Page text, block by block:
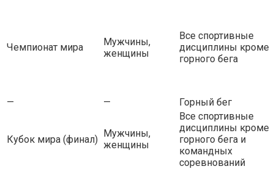
Чемпионат мира
Мужчины,
женщины
Все спортивные
дисциплины кроме
горного бега
— — Горный бег
Кубок мира (финал)
Мужчины,
женщины
Все спортивные
дисциплины кроме
горного бега и
командных
соревнований